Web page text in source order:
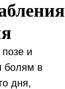
и
болям в
дня,